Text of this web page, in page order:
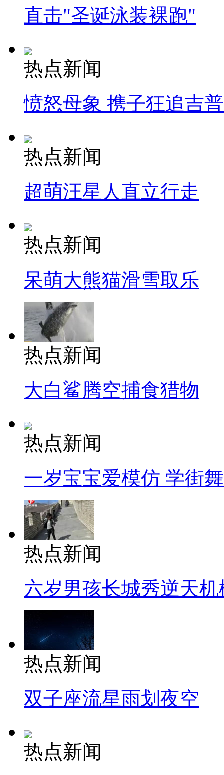
直击"圣诞泳装裸跑"
热点新闻
愤怒母象 携子狂追吉
热点新闻
超萌汪星人直立行走
热点新闻
呆萌大熊猫滑雪取乐
热点新闻
大白鲨腾空捕食猎物
热点新闻
一岁宝宝爱模仿 学街
热点新闻
六岁男孩长城秀逆天机
热点新闻
双子座流星雨划夜空
热点新闻